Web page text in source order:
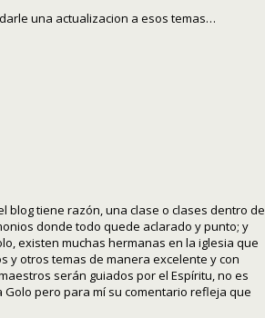
una actualizacion a esos temas…
blog tiene razón, una clase o clases dentro de
donde todo quede aclarado y punto; y
existen muchas hermanas en la iglesia que
y otros temas de manera excelente y con
serán guiados por el Espíritu, no es
pero para mí su comentario refleja que